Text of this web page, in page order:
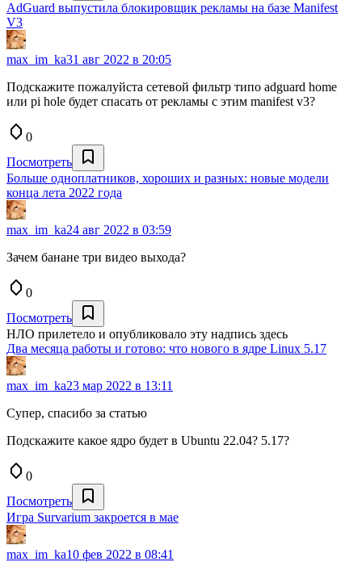
AdGuard выпустила блокировщик рекламы на базе Manifest
V3
max_im_ka31 авг 2022 в 20:05
Подскажите пожалуйста сетевой фильтр типо adguard home
или pi hole будет спасать от рекламы с этим manifest v3?
0
Посмотреть
Больше одноплатников, хороших и разных: новые модели
конца лета 2022 года
max_im_ka24 авг 2022 в 03:59
Зачем банане три видео выхода?
0
Посмотреть
НЛО прилетело и опубликовало эту надпись здесь
Два месяца работы и готово: что нового в ядре Linux 5.17
max_im_ka23 мар 2022 в 13:11
Супер, спасибо за статью
Подскажите какое ядро будет в Ubuntu 22.04? 5.17?
0
Посмотреть
Игра Survarium закроется в мае
max_im_ka10 фев 2022 в 08:41